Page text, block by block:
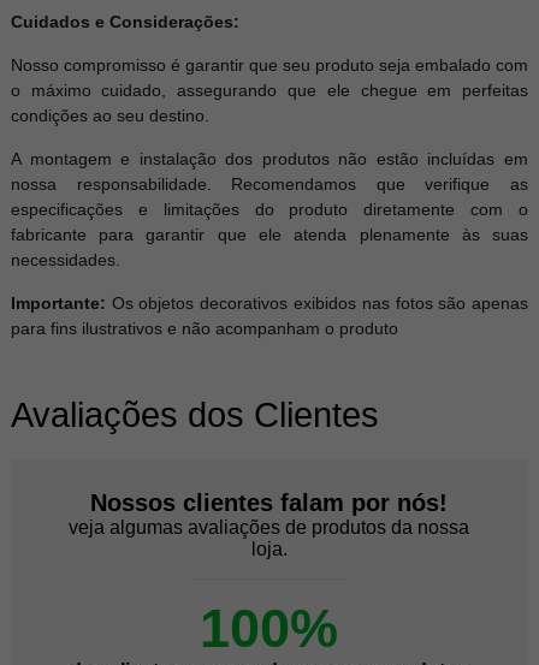
Cuidados e Considerações:
Nosso compromisso é garantir que seu produto seja embalado com
o máximo cuidado, assegurando que ele chegue em perfeitas
condições ao seu destino.
A montagem e instalação dos produtos não estão incluídas em
nossa responsabilidade. Recomendamos que verifique as
especificações e limitações do produto diretamente com o
fabricante para garantir que ele atenda plenamente às suas
necessidades.
Importante: Os objetos decorativos exibidos nas fotos são apenas
para fins ilustrativos e não acompanham o produto
Avaliações dos Clientes
Nossos clientes falam por nós!
veja algumas avaliações de produtos da nossa
loja.
100%